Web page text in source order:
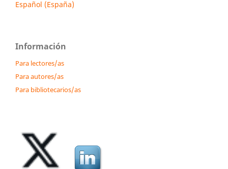
Español (España)
Información
Para lectores/as
Para autores/as
Para bibliotecarios/as